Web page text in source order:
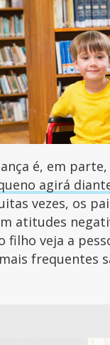
é, em
agirá
vezes, os
atitudes
filho veja a
frequentes